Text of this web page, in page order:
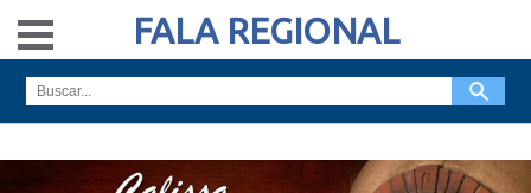
FALA REGIONAL